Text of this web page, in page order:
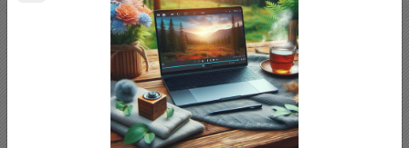
منابع آموزشی فیلم آموزشی
مقطع تحصیلی تخصصی